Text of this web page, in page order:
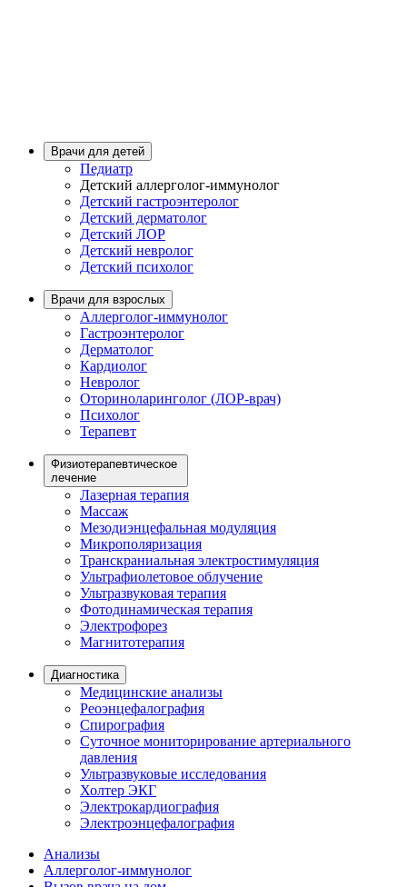
Врачи для детей
Педиатр
Детский аллерголог-иммунолог
Детский гастроэнтеролог
Детский дерматолог
Детский ЛОР
Детский невролог
Детский психолог
Врачи для взрослых
Аллерголог-иммунолог
Гастроэнтеролог
Дерматолог
Кардиолог
Невролог
Оториноларинголог (ЛОР-врач)
Психолог
Терапевт
Физиотерапевтическое
лечение
Лазерная терапия
Массаж
Мезодиэнцефальная модуляция
Микрополяризация
Транскраниальная электростимуляция
Ультрафиолетовое облучение
Ультразвуковая терапия
Фотодинамическая терапия
Электрофорез
Магнитотерапия
Диагностика
Медицинские анализы
Реоэнцефалография
Спирография
Суточное мониторирование артериального
давления
Ультразвуковые исследования
Холтер ЭКГ
Электрокардиография
Электроэнцефалография
Анализы
Аллерголог-иммунолог